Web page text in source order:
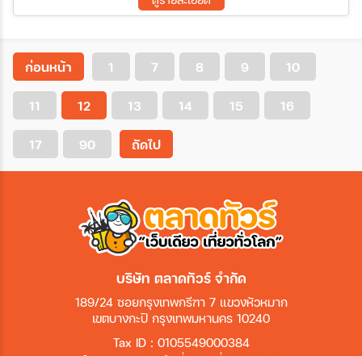
ก่อนหน้า 1 7 8 9 10
11 12 13 14 15 16
17 90 ถัดไป
บริษัท ตลาดทัวร์ จำกัด
189/24 ซอยกรุงเทพกรีฑา 7 แขวงหัวหมาก
เขตบางกะปิ กรุงเทพมหานคร 10240
Tax ID : 0105549000384